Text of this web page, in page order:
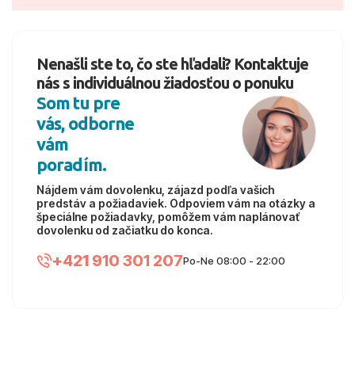
Nenašli ste to, čo ste hľadali? Kontaktuje
nás s individuálnou žiadosťou o ponuku
Som tu pre
vás, odborne
vám
poradím.
Nájdem vám dovolenku, zájazd podľa vašich
predstáv a požiadaviek. Odpoviem vám na otázky a
špeciálne požiadavky, pomôžem vám naplánovať
dovolenku od začiatku do konca.
+421 910 301 207Po-Ne 08:00 - 22:00